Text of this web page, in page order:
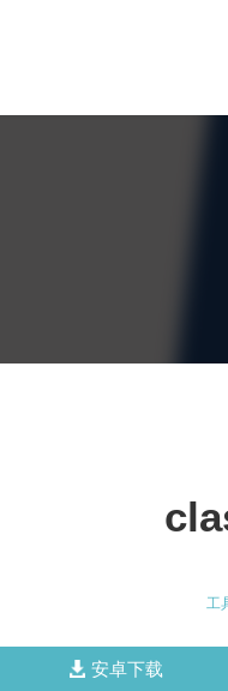
工
安卓下载